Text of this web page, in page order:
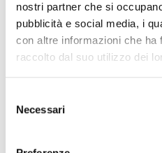
nostri partner che si
pubblicità e social media, i
con altre informazioni che ha
raccolto dal suo utilizzo dei
delNecessari
ha superato il campanilismo e che
fatta nell’organizzare la
Fondazione Cassa di Risparmio
euro, mentre la Cei (grazie alle
Della primitiva costruzione del XII